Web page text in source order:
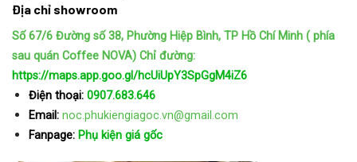
Địa chỉ showroom
Số 67/6 Đường số 38, Phường Hiệp Bình, TP Hồ Chí Minh ( phía
sau quán Coffee NOVA) Chỉ đường:
https://maps.app.goo.gl/hcUiUpY3SpGgM4iZ6
Điện thoại: 0907.683.646
Email:noc.phukiengiagoc.vn@gmail.com
Fanpage:Phụ kiện giá gốc